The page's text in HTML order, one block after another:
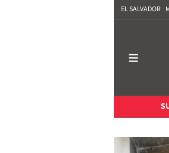
EL SALVADOR